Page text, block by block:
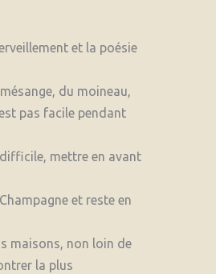
et la poésie
du moineau,
pas facile pendant
mettre en avant
et reste en
maisons, non loin de
la plus